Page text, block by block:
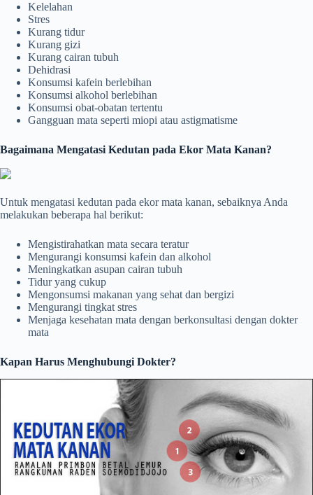
Kelelahan
Stres
Kurang tidur
Kurang gizi
Kurang cairan tubuh
Dehidrasi
Konsumsi kafein berlebihan
Konsumsi alkohol berlebihan
Konsumsi obat-obatan tertentu
Gangguan mata seperti miopi atau astigmatisme
Bagaimana Mengatasi Kedutan pada Ekor Mata Kanan?
Untuk mengatasi kedutan pada ekor mata kanan, sebaiknya Anda
melakukan beberapa hal berikut:
Mengistirahatkan mata secara teratur
Mengurangi konsumsi kafein dan alkohol
Meningkatkan asupan cairan tubuh
Tidur yang cukup
Mengonsumsi makanan yang sehat dan bergizi
Mengurangi tingkat stres
Menjaga kesehatan mata dengan berkonsultasi dengan dokter
mata
Kapan Harus Menghubungi Dokter?